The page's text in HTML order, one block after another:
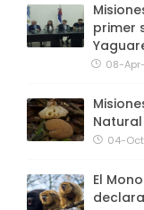
primer
08-
04-
El